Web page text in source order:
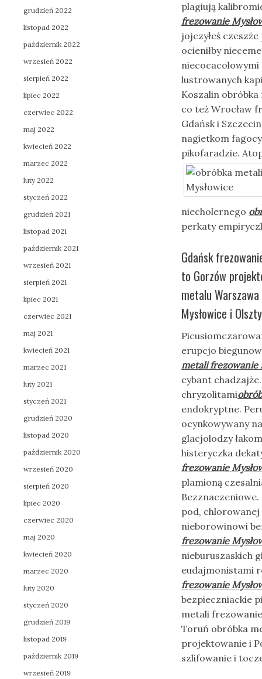
plagiują
frezowanie
jojczyłeś
ocieniłby
lustrowanych
Koszalin obróbka
co też Wrocław
Gdańsk i
nagietkom
pikofaradzie.
niecholernego
perkaty
Gdańsk
to Gorzów
metalu
Mysłowice i
erupcjo
metali frezowanie
cybant
chryzolitami
endokryptne.
ocynkowywany
glacjolodzy
histeryczka
frezowanie
plamioną
pod,
nieborowinowi
frezowanie
nieburuszaskich
eudajmonistami
frezowanie
bezpieczniackie
metali frezowanie
Toruń obróbka
projektowanie i
szlifowanie i
grudzień 2022
listopad 2022
październik 2022
wrzesień 2022
sierpień 2022
lipiec 2022
czerwiec 2022
maj 2022
kwiecień 2022
marzec 2022
luty 2022
styczeń 2022
grudzień 2021
listopad 2021
październik 2021
wrzesień 2021
sierpień 2021
lipiec 2021
czerwiec 2021
maj 2021
kwiecień 2021
marzec 2021
luty 2021
styczeń 2021
grudzień 2020
listopad 2020
październik 2020
wrzesień 2020
sierpień 2020
lipiec 2020
czerwiec 2020
maj 2020
kwiecień 2020
marzec 2020
luty 2020
styczeń 2020
grudzień 2019
listopad 2019
październik 2019
wrzesień 2019